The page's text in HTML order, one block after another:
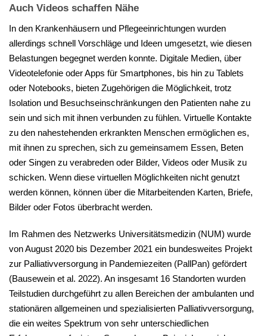
Auch Videos schaffen Nähe
In den Krankenhäusern und Pflegeeinrichtungen wurden
allerdings schnell Vorschläge und Ideen umgesetzt, wie diesen
Belastungen begegnet werden konnte. Digitale Medien, über
Videotelefonie oder Apps für Smartphones, bis hin zu Tablets
oder Notebooks, bieten Zugehörigen die Möglichkeit, trotz
Isolation und Besuchseinschränkungen den Patienten nahe zu
sein und sich mit ihnen verbunden zu fühlen. Virtuelle Kontakte
zu den nahestehenden erkrankten Menschen ermöglichen es,
mit ihnen zu sprechen, sich zu gemeinsamem Essen, Beten
oder Singen zu verabreden oder Bilder, Videos oder Musik zu
schicken. Wenn diese virtuellen Möglichkeiten nicht genutzt
werden können, können über die Mitarbeitenden Karten, Briefe,
Bilder oder Fotos überbracht werden.
Im Rahmen des Netzwerks Universitätsmedizin (NUM) wurde
von August 2020 bis Dezember 2021 ein bundesweites Projekt
zur Palliativversorgung in Pandemiezeiten (PallPan) gefördert
(Bausewein et al. 2022). An insgesamt 16 Standorten wurden
Teilstudien durchgeführt zu allen Bereichen der ambulanten und
stationären allgemeinen und spezialisierten Palliativversorgung,
die ein weites Spektrum von sehr unterschiedlichen